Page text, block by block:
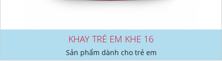
KHAY TRẺ EM KHE 16
Sản phẩm dành cho trẻ em